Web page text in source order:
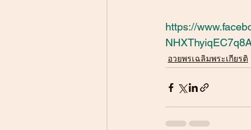
https://
อวยพรเฉลิมพระเกียรติ